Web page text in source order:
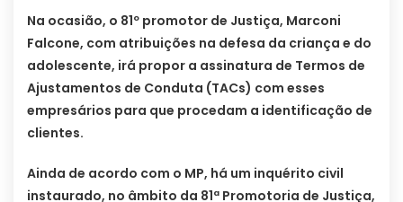
Na ocasião, o 81º promotor de Justiça, Marconi
Falcone, com atribuições na defesa da criança e do
adolescente, irá propor a assinatura de Termos de
Ajustamentos de Conduta (TACs) com esses
empresários para que procedam a identificação de
clientes.
Ainda de acordo com o MP, há um inquérito civil
instaurado, no âmbito da 81ª Promotoria de Justiça,